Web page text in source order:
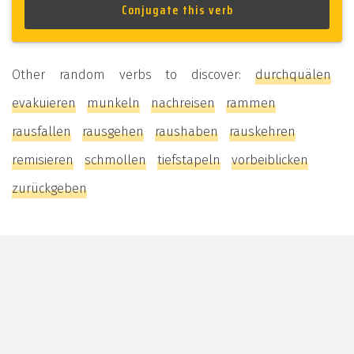
Other random verbs to discover: durchquälen
evakuieren
munkeln nachreisen
rammen
rausfallen
rausgehen raushaben
rauskehren
remisieren
schmollen tiefstapeln
vorbeiblicken
zurückgeben